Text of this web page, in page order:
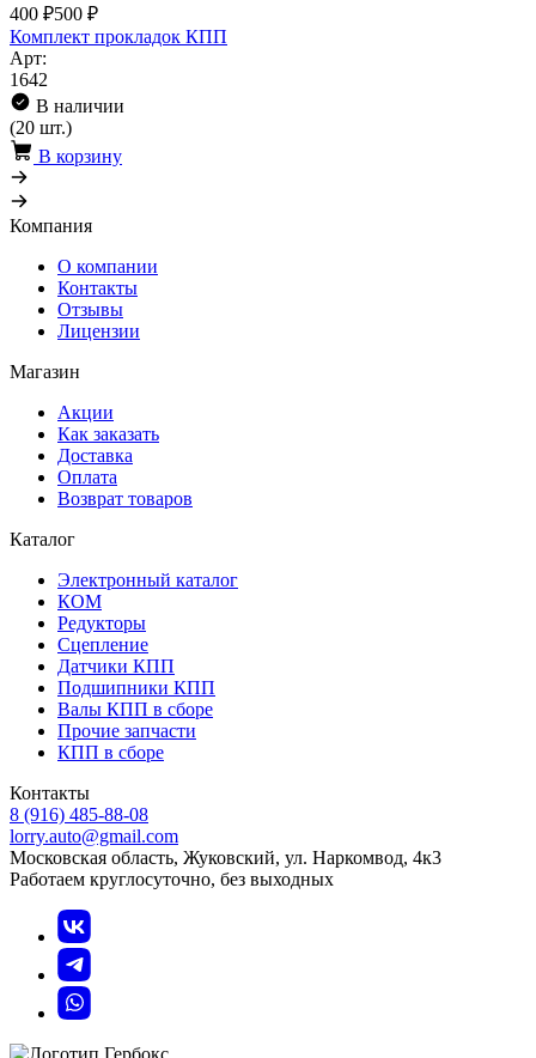
400 ₽500 ₽
Комплект прокладок КПП
Арт:
1642
В наличии
(20 шт.)
В корзину
Компания
О компании
Контакты
Отзывы
Лицензии
Магазин
Акции
Как заказать
Доставка
Оплата
Возврат товаров
Каталог
Электронный каталог
КОМ
Редукторы
Сцепление
Датчики КПП
Подшипники КПП
Валы КПП в сборе
Прочие запчасти
КПП в сборе
Контакты
8 (916) 485-88-08
lorry.auto@gmail.com
Московская область, Жуковский, ул. Наркомвод, 4к3
Работаем круглосуточно, без выходных